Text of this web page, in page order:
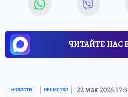
ЧИТАЙТЕ НАС
НОВОСТИ ОБЩЕСТВО 22 мая 2026